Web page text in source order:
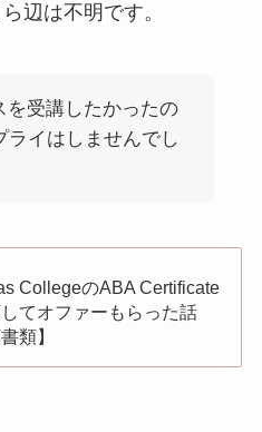
辺は不明です。
を受講したかったの
ライはしませんでし
CollegeのABA Certificate
てオファーもらった話
類】